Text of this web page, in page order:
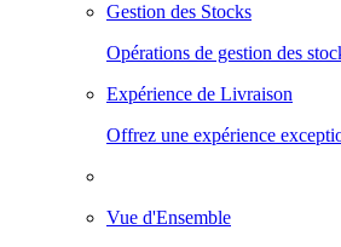
Gestion des Stocks
Opérations de gestion des
Expérience de Livraison
Offrez une expérience
Vue d'Ensemble